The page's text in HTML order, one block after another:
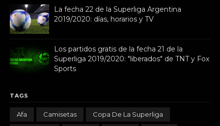
La fecha 22 de la Superliga Argentina
2019/2020: días, horarios y TV
Los partidos gratis de la fecha 21 de la
Superliga 2019/2020: "liberados" de TNT y Fox
Sports
TAGS
Afa Camisetas Copa De La Superliga